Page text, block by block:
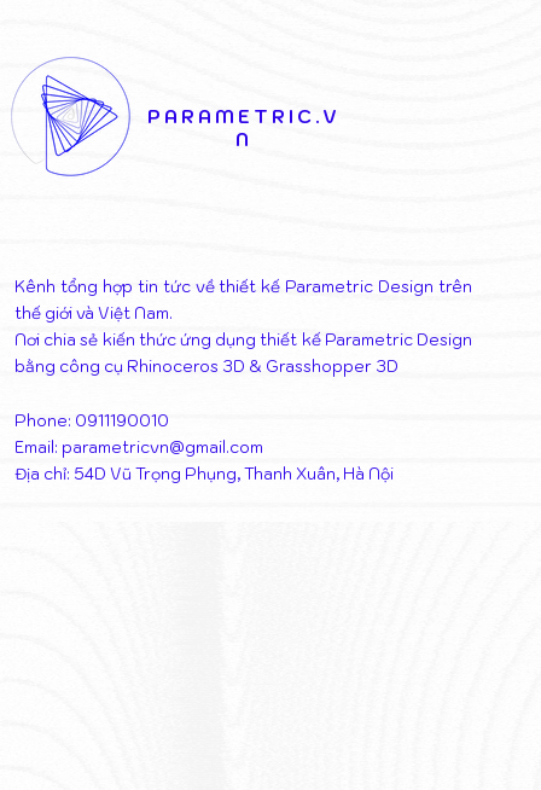
PARAMETRIC.V
N
Kênh tổng hợp tin tức về thiết kế Parametric Design trên
thế giới và Việt Nam.
Nơi chia sẻ kiến thức ứng dụng thiết kế Parametric Design
bằng công cụ Rhinoceros 3D & Grasshopper 3D
Phone: 0911190010
Email: parametricvn@gmail.com
Địa chỉ: 54D Vũ Trọng Phụng, Thanh Xuân, Hà Nội